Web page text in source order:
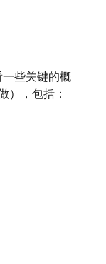
些关键的概
），包括：